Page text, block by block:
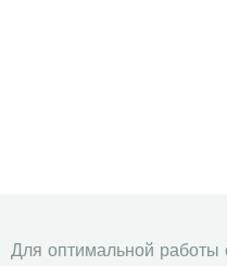
Для оптимальной работы